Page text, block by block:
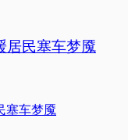
居民塞车梦魇